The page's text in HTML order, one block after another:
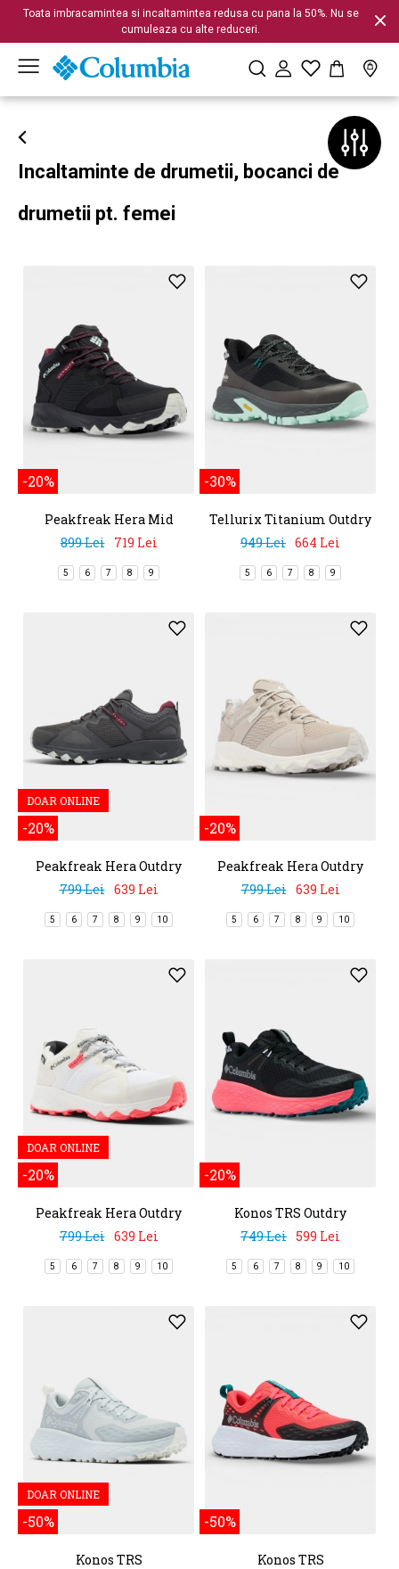
Toata imbracamintea si incaltamintea redusa cu pana la 50%. Nu se
cumuleaza cu alte reduceri.
Incaltaminte de drumetii, bocanci de
drumetii pt. femei
-20%
Peakfreak Hera Mid
Outdry
899 Lei 719 Lei
5 6 7 8 9
-30%
Tellurix Titanium Outdry
949 Lei 664 Lei
5 6 7 8 9
DOAR ONLINE
-20%
Peakfreak Hera Outdry
799 Lei 639 Lei
5 6 7 8 9 10
-20%
Peakfreak Hera Outdry
799 Lei 639 Lei
5 6 7 8 9 10
DOAR ONLINE
-20%
Peakfreak Hera Outdry
799 Lei 639 Lei
5 6 7 8 9 10
-20%
Konos TRS Outdry
749 Lei 599 Lei
5 6 7 8 9 10
DOAR ONLINE
-50%
Konos TRS
-50%
Konos TRS